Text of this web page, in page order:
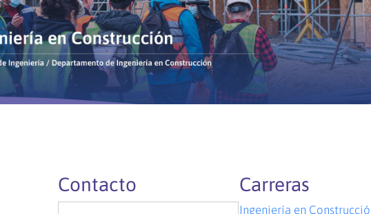
Contacto Carreras
Ingeniería en